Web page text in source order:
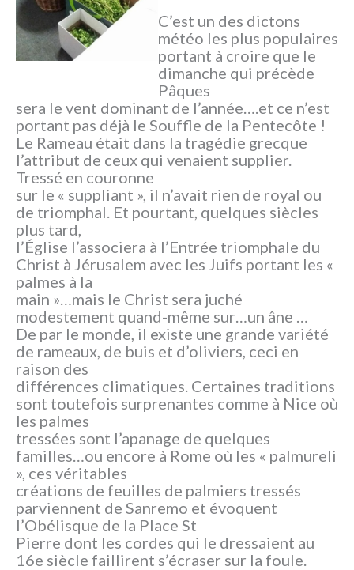
C’est un des dictons
météo les plus populaires
portant à croire que le
dimanche qui précède
Pâques
sera le vent dominant de l’année….et ce n’est
portant pas déjà le Souffle de la Pentecôte !
Le Rameau était dans la tragédie grecque
l’attribut de ceux qui venaient supplier.
Tressé en couronne
sur le « suppliant », il n’avait rien de royal ou
de triomphal. Et pourtant, quelques siècles
plus tard,
l’Église l’associera à l’Entrée triomphale du
Christ à Jérusalem avec les Juifs portant les «
palmes à la
main »…mais le Christ sera juché
modestement quand-même sur…un âne …
De par le monde, il existe une grande variété
de rameaux, de buis et d’oliviers, ceci en
raison des
différences climatiques. Certaines traditions
sont toutefois surprenantes comme à Nice où
les palmes
tressées sont l’apanage de quelques
familles…ou encore à Rome où les « palmureli
», ces véritables
créations de feuilles de palmiers tressés
parviennent de Sanremo et évoquent
l’Obélisque de la Place St
Pierre dont les cordes qui le dressaient au
16e siècle faillirent s’écraser sur la foule.